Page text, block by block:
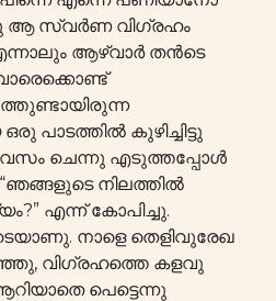
ആ സ്വർണ വിഗ്രഹം
ആഴ്വാർ തൻടെ
പാടത്തിൽ കുഴിച്ചിട്ടു
ദിവസം ചെന്നു എടുത്തപ്പോൾ
നിലത്തിൽ
എന്ന് കോപിച്ചു.
നാളെ തെളിവുരേഖ
വിഗ്രഹത്തെ കളവു
പെട്ടെന്നു